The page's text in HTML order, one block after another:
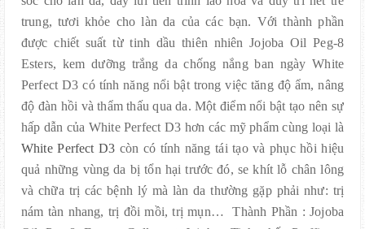
trung, tươi khỏe cho làn da của các bạn. Với thành phần
được chiết suất từ tinh dầu thiên nhiên Jojoba Oil Peg-8
Esters, kem dưỡng trắng da chống nắng ban ngày White
Perfect D3 có tính năng nổi bật trong việc tăng độ ẩm, nâng
độ đàn hồi và thẩm thấu qua da. Một điểm nổi bật tạo nên sự
hấp dẫn của White Perfect D3 hơn các mỹ phẩm cùng loại là
White Perfect D3 còn có tính năng tái tạo và phục hồi hiệu
quả những vùng da bị tổn hại trước đó, se khít lỗ chân lông
và chữa trị các bệnh lý mà làn da thường gặp phải như: trị
nám tàn nhang, trị đồi mồi, trị mụn… Thành Phần : Jojoba